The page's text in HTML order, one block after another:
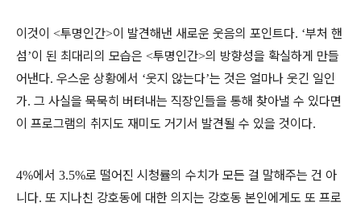
이것이 <투명인간>이 발견해낸 새로운 웃음의 포인트다. ‘부처 핸
섬’이 된 최대리의 모습은 <투명인간>의 방향성을 확실하게 만들
어낸다. 우스운 상황에서 ‘웃지 않는다’는 것은 얼마나 웃긴 일인
가. 그 사실을 묵묵히 버텨내는 직장인들을 통해 찾아낼 수 있다면
이 프로그램의 취지도 재미도 거기서 발견될 수 있을 것이다.
4%에서 3.5%로 떨어진 시청률의 수치가 모든 걸 말해주는 건 아
니다. 또 지나친 강호동에 대한 의지는 강호동 본인에게도 또 프로